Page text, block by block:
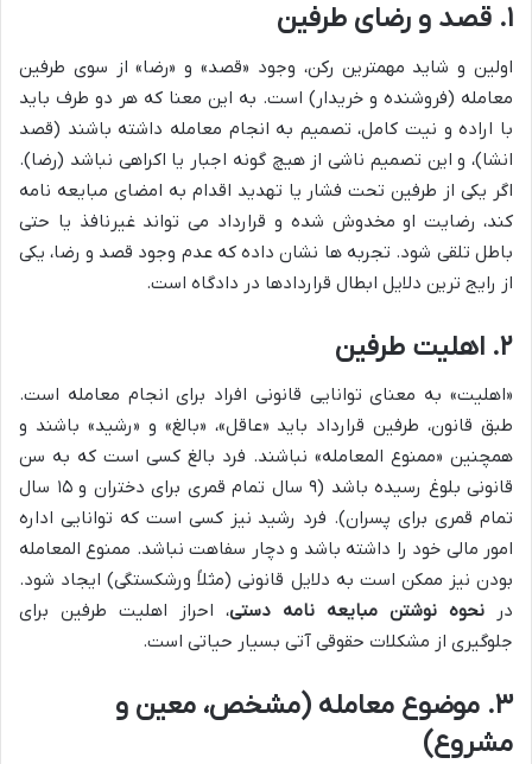
۱. قصد و رضای طرفین
اولین و شاید مهمترین رکن، وجود «قصد» و «رضا» از سوی طرفین
معامله (فروشنده و خریدار) است. به این معنا که هر دو طرف باید
با اراده و نیت کامل، تصمیم به انجام معامله داشته باشند (قصد
انشا)، و این تصمیم ناشی از هیچ گونه اجبار یا اکراهی نباشد (رضا).
اگر یکی از طرفین تحت فشار یا تهدید اقدام به امضای مبایعه نامه
کند، رضایت او مخدوش شده و قرارداد می تواند غیرنافذ یا حتی
باطل تلقی شود. تجربه ها نشان داده که عدم وجود قصد و رضا، یکی
از رایج ترین دلایل ابطال قراردادها در دادگاه است.
۲. اهلیت طرفین
«اهلیت» به معنای توانایی قانونی افراد برای انجام معامله است.
طبق قانون، طرفین قرارداد باید «عاقل»، «بالغ» و «رشید» باشند و
همچنین «ممنوع المعامله» نباشند. فرد بالغ کسی است که به سن
قانونی بلوغ رسیده باشد (۹ سال تمام قمری برای دختران و ۱۵ سال
تمام قمری برای پسران). فرد رشید نیز کسی است که توانایی اداره
امور مالی خود را داشته باشد و دچار سفاهت نباشد. ممنوع المعامله
بودن نیز ممکن است به دلایل قانونی (مثلاً ورشکستگی) ایجاد شود.
در نحوه نوشتن مبایعه نامه دستی، احراز اهلیت طرفین برای
جلوگیری از مشکلات حقوقی آتی بسیار حیاتی است.
۳. موضوع معامله (مشخص، معین و
مشروع)